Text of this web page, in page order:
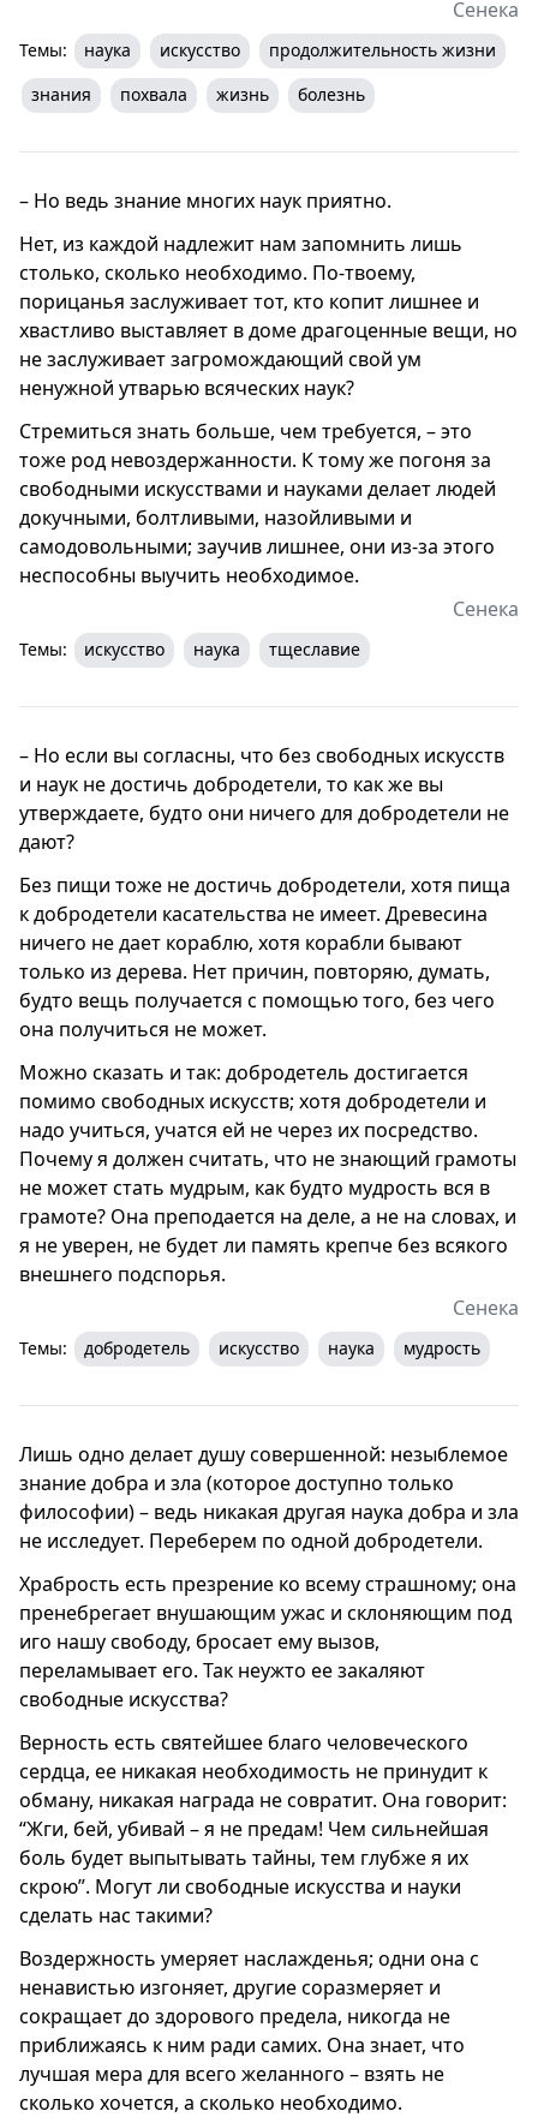
Сенека
Темы: наука искусство
продолжительность жизни
знания
похвала жизнь болезнь
– Но ведь знание многих наук приятно.
Нет, из каждой надлежит нам запомнить лишь
столько, сколько необходимо. По-твоему,
порицанья заслуживает тот, кто копит лишнее и
хвастливо выставляет в доме драгоценные вещи, но
не заслуживает загромождающий свой ум
ненужной утварью всяческих наук?
Стремиться знать больше, чем требуется, – это
тоже род невоздержанности. К тому же погоня за
свободными искусствами и науками делает людей
докучными, болтливыми, назойливыми и
самодовольными; заучив лишнее, они из-за этого
неспособны выучить необходимое.
Сенека
Темы: искусство наука тщеславие
– Но если вы согласны, что без свободных искусств
и наук не достичь добродетели, то как же вы
утверждаете, будто они ничего для добродетели не
дают?
Без пищи тоже не достичь добродетели, хотя пища
к добродетели касательства не имеет. Древесина
ничего не дает кораблю, хотя корабли бывают
только из дерева. Нет причин, повторяю, думать,
будто вещь получается с помощью того, без чего
она получиться не может.
Можно сказать и так: добродетель достигается
помимо свободных искусств; хотя добродетели и
надо учиться, учатся ей не через их посредство.
Почему я должен считать, что не знающий грамоты
не может стать мудрым, как будто мудрость вся в
грамоте? Она преподается на деле, а не на словах, и
я не уверен, не будет ли память крепче без всякого
внешнего подспорья.
Сенека
Темы: добродетель искусство наука мудрость
Лишь одно делает душу совершенной: незыблемое
знание добра и зла (которое доступно только
философии) – ведь никакая другая наука добра и зла
не исследует. Переберем по одной добродетели.
Храбрость есть презрение ко всему страшному; она
пренебрегает внушающим ужас и склоняющим под
иго нашу свободу, бросает ему вызов,
переламывает его. Так неужто ее закаляют
свободные искусства?
Верность есть святейшее благо человеческого
сердца, ее никакая необходимость не принудит к
обману, никакая награда не совратит. Она говорит:
“Жги, бей, убивай – я не предам! Чем сильнейшая
боль будет выпытывать тайны, тем глубже я их
скрою”. Могут ли свободные искусства и науки
сделать нас такими?
Воздержность умеряет наслажденья; одни она с
ненавистью изгоняет, другие соразмеряет и
сокращает до здорового предела, никогда не
приближаясь к ним ради самих. Она знает, что
лучшая мера для всего желанного – взять не
сколько хочется, а сколько необходимо.